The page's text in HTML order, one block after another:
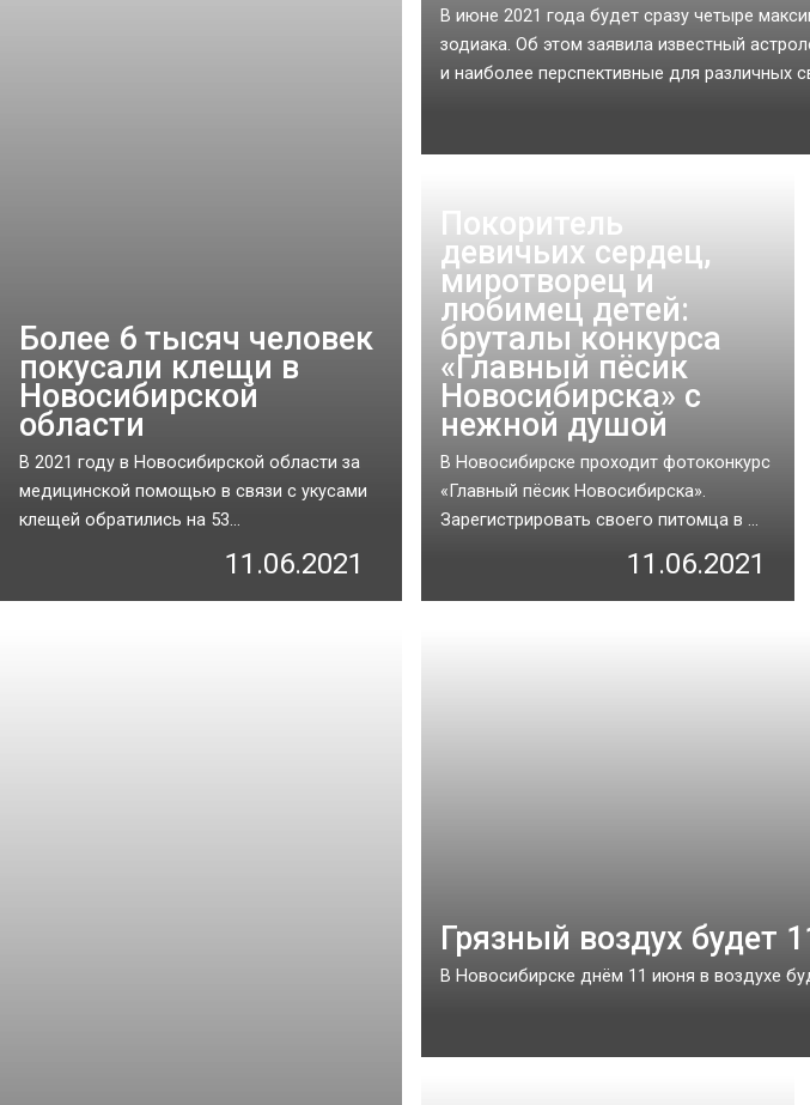
Более 6 тысяч человек
покусали клещи в
Новосибирской
области
В 2021 году в Новосибирской области за
медицинской помощью в связи с укусами
клещей обратились на 53...
11.06.2021
В июне 2021 года будет сразу четыре
зодиака. Об этом заявила известный
и наиболее перспективные для различных
Покоритель
девичьих сердец,
миротворец и
любимец детей:
бруталы конкурса
«Главный пёсик
Новосибирска» с
нежной душой
В Новосибирске проходит фотоконкурс
«Главный пёсик Новосибирска».
Зарегистрировать своего питомца в ...
11.06.2021
Грязный воздух будет
В Новосибирске днём 11 июня в воздухе